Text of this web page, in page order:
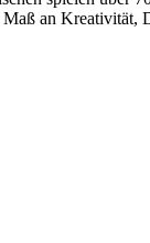
an